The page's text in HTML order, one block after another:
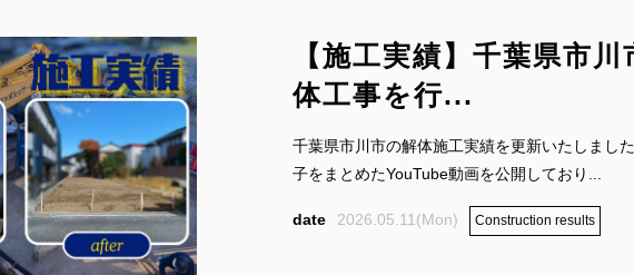
【施工実績】千葉県市
体工事を行...
千葉県市川市の解体施工実績を更新いたしまし
子をまとめたYouTube動画を公開しており...
2026.05.11(Mon) Construction results